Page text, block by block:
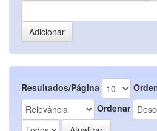
Resultados/Página
Ordenar